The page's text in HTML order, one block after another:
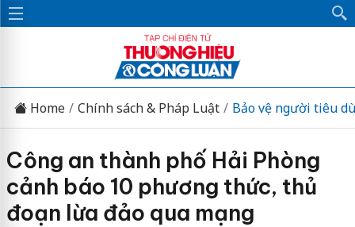
Home Chính sách & Pháp Luật Bảo vệ người tiêu
Công an thành phố Hải Phòng
cảnh báo 10 phương thức, thủ
đoạn lừa đảo qua mạng